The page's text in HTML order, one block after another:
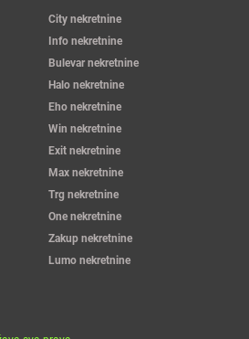
City nekretnine
Info nekretnine
Bulevar nekretnine
Halo nekretnine
Eho nekretnine
Win nekretnine
Exit nekretnine
Max nekretnine
Trg nekretnine
One nekretnine
Zakup nekretnine
Lumo nekretnine